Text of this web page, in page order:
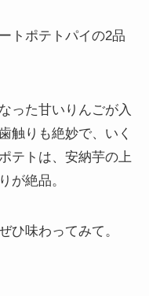
トポテトパイの2品
った甘いりんごが入
触りも絶妙で、いく
テトは、安納芋の上
が絶品。
ひ味わってみて。